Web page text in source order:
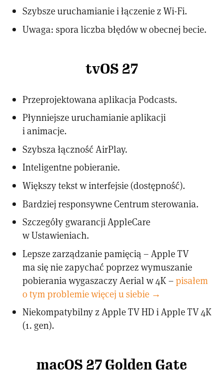
Szybsze uruchamianie i łączenie z Wi-Fi.
Uwaga: spora liczba błędów w obecnej becie.
tvOS 27
Przeprojektowana aplikacja Podcasts.
Płynniejsze uruchamianie aplikacji
i animacje.
Szybsza łączność AirPlay.
Inteligentne pobieranie.
Większy tekst w interfejsie (dostępność).
Bardziej responsywne Centrum sterowania.
Szczegóły gwarancji AppleCare
w Ustawieniach.
Lepsze zarządzanie pamięcią – Apple TV
ma się nie zapychać poprzez wymuszanie
pobierania wygaszaczy Aerial w 4K –pisałem
o tym problemie więcej u siebie →
Niekompatybilny z Apple TV HD i Apple TV 4K
(1. gen).
macOS 27 Golden Gate